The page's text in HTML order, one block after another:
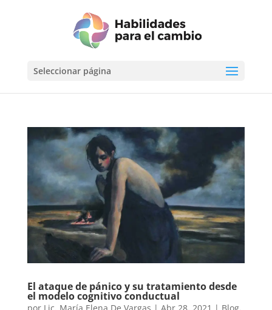
Seleccionar página
El ataque de pánico y su tratamiento desde
el modelo cognitivo conductual